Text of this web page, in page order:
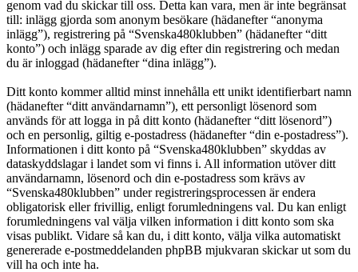
genom vad du skickar till oss. Detta kan vara, men är inte begränsat
till: inlägg gjorda som anonym besökare (hädanefter “anonyma
inlägg”), registrering på “Svenska480klubben” (hädanefter “ditt
konto”) och inlägg sparade av dig efter din registrering och medan
du är inloggad (hädanefter “dina inlägg”).
Ditt konto kommer alltid minst innehålla ett unikt identifierbart namn
(hädanefter “ditt användarnamn”), ett personligt lösenord som
används för att logga in på ditt konto (hädanefter “ditt lösenord”)
och en personlig, giltig e-postadress (hädanefter “din e-postadress”).
Informationen i ditt konto på “Svenska480klubben” skyddas av
dataskyddslagar i landet som vi finns i. All information utöver ditt
användarnamn, lösenord och din e-postadress som krävs av
“Svenska480klubben” under registreringsprocessen är endera
obligatorisk eller frivillig, enligt forumledningens val. Du kan enligt
forumledningens val välja vilken information i ditt konto som ska
visas publikt. Vidare så kan du, i ditt konto, välja vilka automatiskt
genererade e-postmeddelanden phpBB mjukvaran skickar ut som du
vill ha och inte ha.